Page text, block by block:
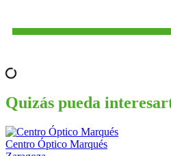
Quizás pueda
Centro Óptico Marqués